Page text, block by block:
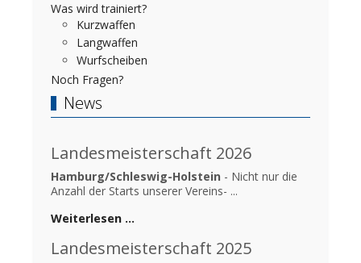
Was wird trainiert?
Kurzwaffen
Langwaffen
Wurfscheiben
Noch Fragen?
News
Landesmeisterschaft 2026
Hamburg/Schleswig-Holstein - Nicht nur die
Anzahl der Starts unserer Vereins- ...
Weiterlesen …
Landesmeisterschaft 2025